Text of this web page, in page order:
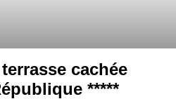
cachée
*****